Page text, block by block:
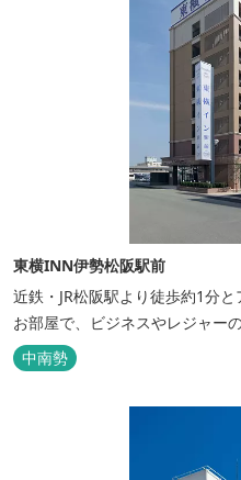
東横INN伊勢松阪駅前
近鉄・JR松阪駅より徒歩約1分
お部屋で、ビジネスやレジャー
中南勢